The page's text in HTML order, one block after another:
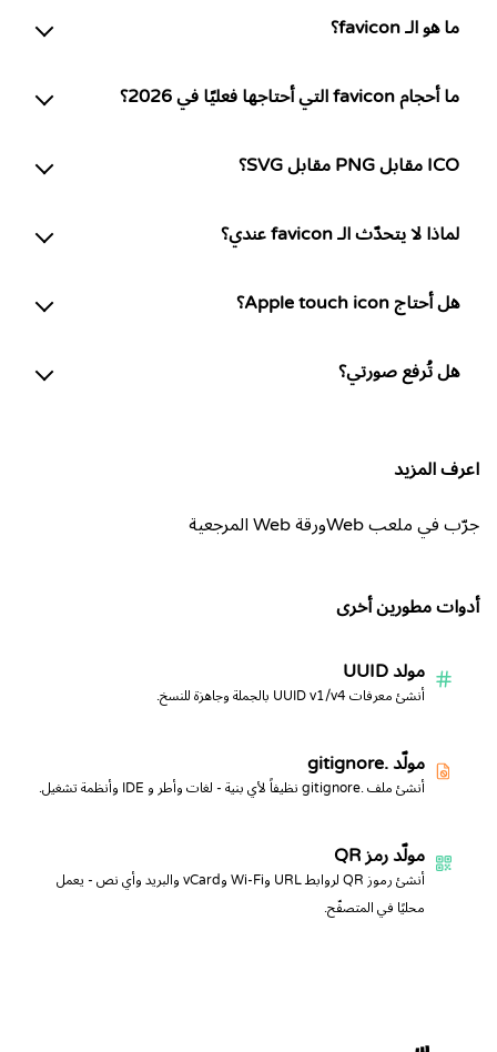
ما هو الـ favicon؟
ما أحجام favicon التي أحتاجها فعليًا في 2026؟
ICO مقابل PNG مقابل SVG؟
لماذا لا يتحدّث الـ favicon عندي؟
هل أحتاج Apple touch icon؟
هل تُرفع صورتي؟
اعرف المزيد
جرّب في ملعب Web ورقة Web المرجعية
أدوات مطورين أخرى
مولد UUID
أنشئ معرفات UUID v1/v4 بالجملة وجاهزة للنسخ.
مولّد .gitignore
أنشئ ملف .gitignore نظيفاً لأي بنية - لغات وأطر و IDE وأنظمة تشغيل.
مولّد رمز QR
أنشئ رموز QR لروابط URL وWi-Fi وvCard والبريد وأي نص - يعمل
محليًا في المتصفّح.